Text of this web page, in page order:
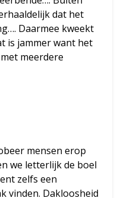
dat het
Daarmee kweekt
is jammer want het
meerdere
mensen erop
we letterlijk de boel
zelfs een
vinden. Dakloosheid